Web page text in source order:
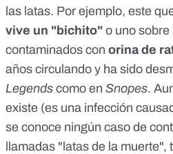
las latas. Por ejemplo, este
vive un "bichito" o uno
contaminados con orina de
años circulando y ha sido
Legends como en Snopes.
existe (es una infección
se conoce ningún caso de
llamadas "latas de la muerte",